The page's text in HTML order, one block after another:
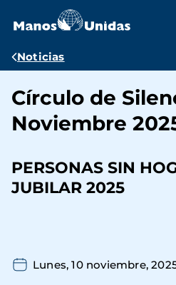
contenido
Ruta
navegación
Noticias
Círculo de
Noviembre
PERSONAS SIN
JUBILAR 2025
Lunes, 10 noviembre,